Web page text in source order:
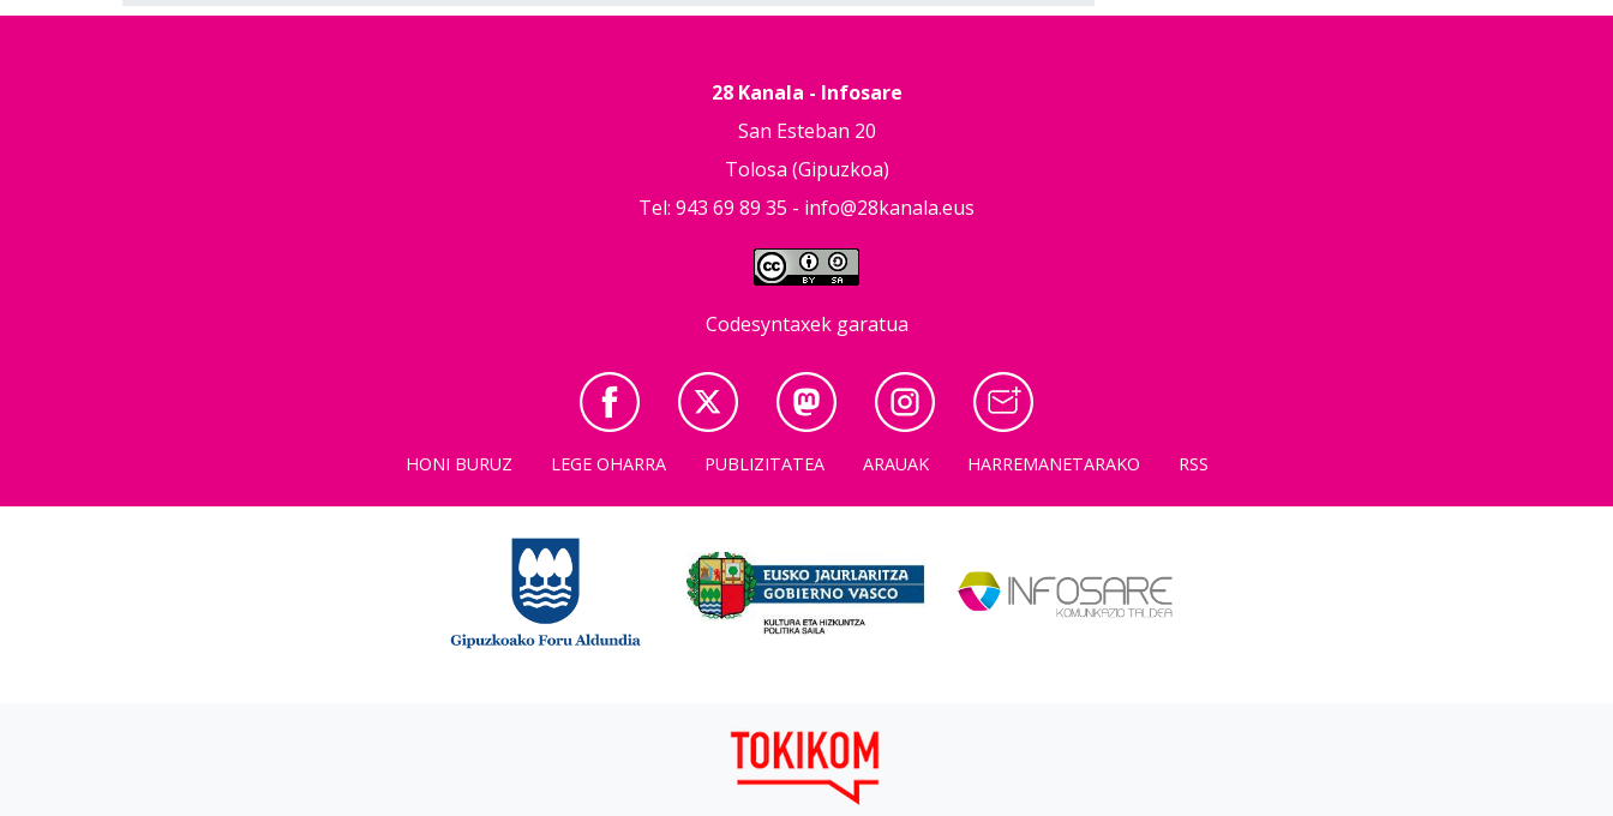
28 Kanala - Infosare
San Esteban 20
Tolosa (Gipuzkoa)
Tel: 943 69 89 35 - info@28kanala.eus
Codesyntaxek garatua
HONI BURUZ LEGE OHARRA PUBLIZITATEA ARAUAK HARREMANETARAKO RSS